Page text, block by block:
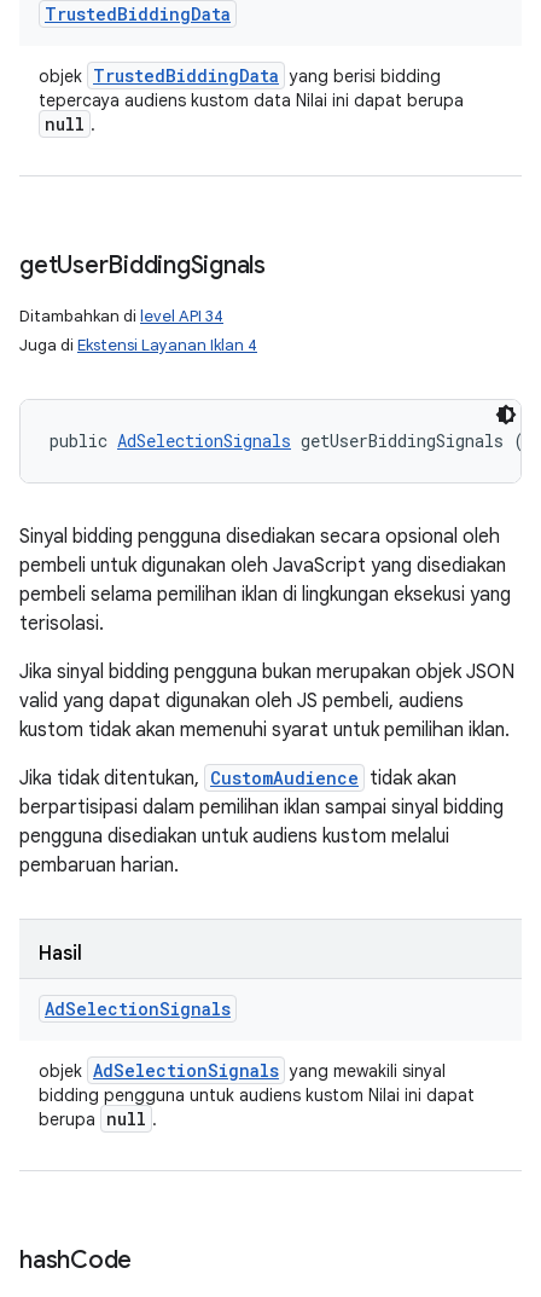
TrustedBiddingData
objek TrustedBiddingData yang berisi bidding
tepercaya audiens kustom data Nilai ini dapat berupa
null .
getUserBiddingSignals
Ditambahkan di level API 34
Juga di Ekstensi Layanan Iklan 4
public AdSelectionSignals getUserBiddingSignals ()
Sinyal bidding pengguna disediakan secara opsional oleh
pembeli untuk digunakan oleh JavaScript yang disediakan
pembeli selama pemilihan iklan di lingkungan eksekusi yang
terisolasi.
Jika sinyal bidding pengguna bukan merupakan objek JSON
valid yang dapat digunakan oleh JS pembeli, audiens
kustom tidak akan memenuhi syarat untuk pemilihan iklan.
Jika tidak ditentukan, CustomAudience tidak akan
berpartisipasi dalam pemilihan iklan sampai sinyal bidding
pengguna disediakan untuk audiens kustom melalui
pembaruan harian.
Hasil
AdSelectionSignals
objek AdSelectionSignals yang mewakili sinyal
bidding pengguna untuk audiens kustom Nilai ini dapat
berupa
null .
hashCode